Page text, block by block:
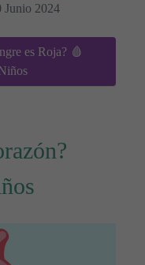
Junio 2024
es Roja? 🩸